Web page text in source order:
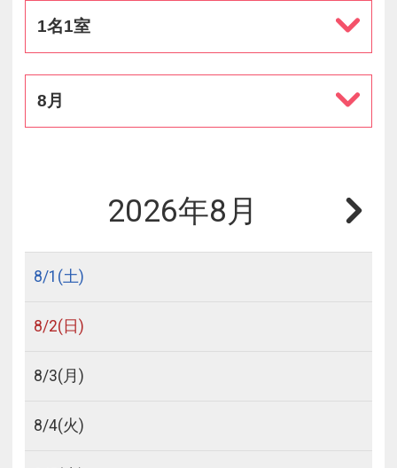
1名1室
8月
2026年8月
8/1 (土)
8/2(日)
8/3(月)
8/4(火)